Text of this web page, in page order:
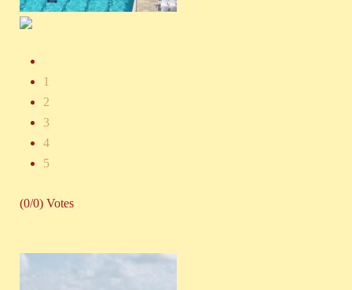
1
2
3
4
5
(0/0) Votes